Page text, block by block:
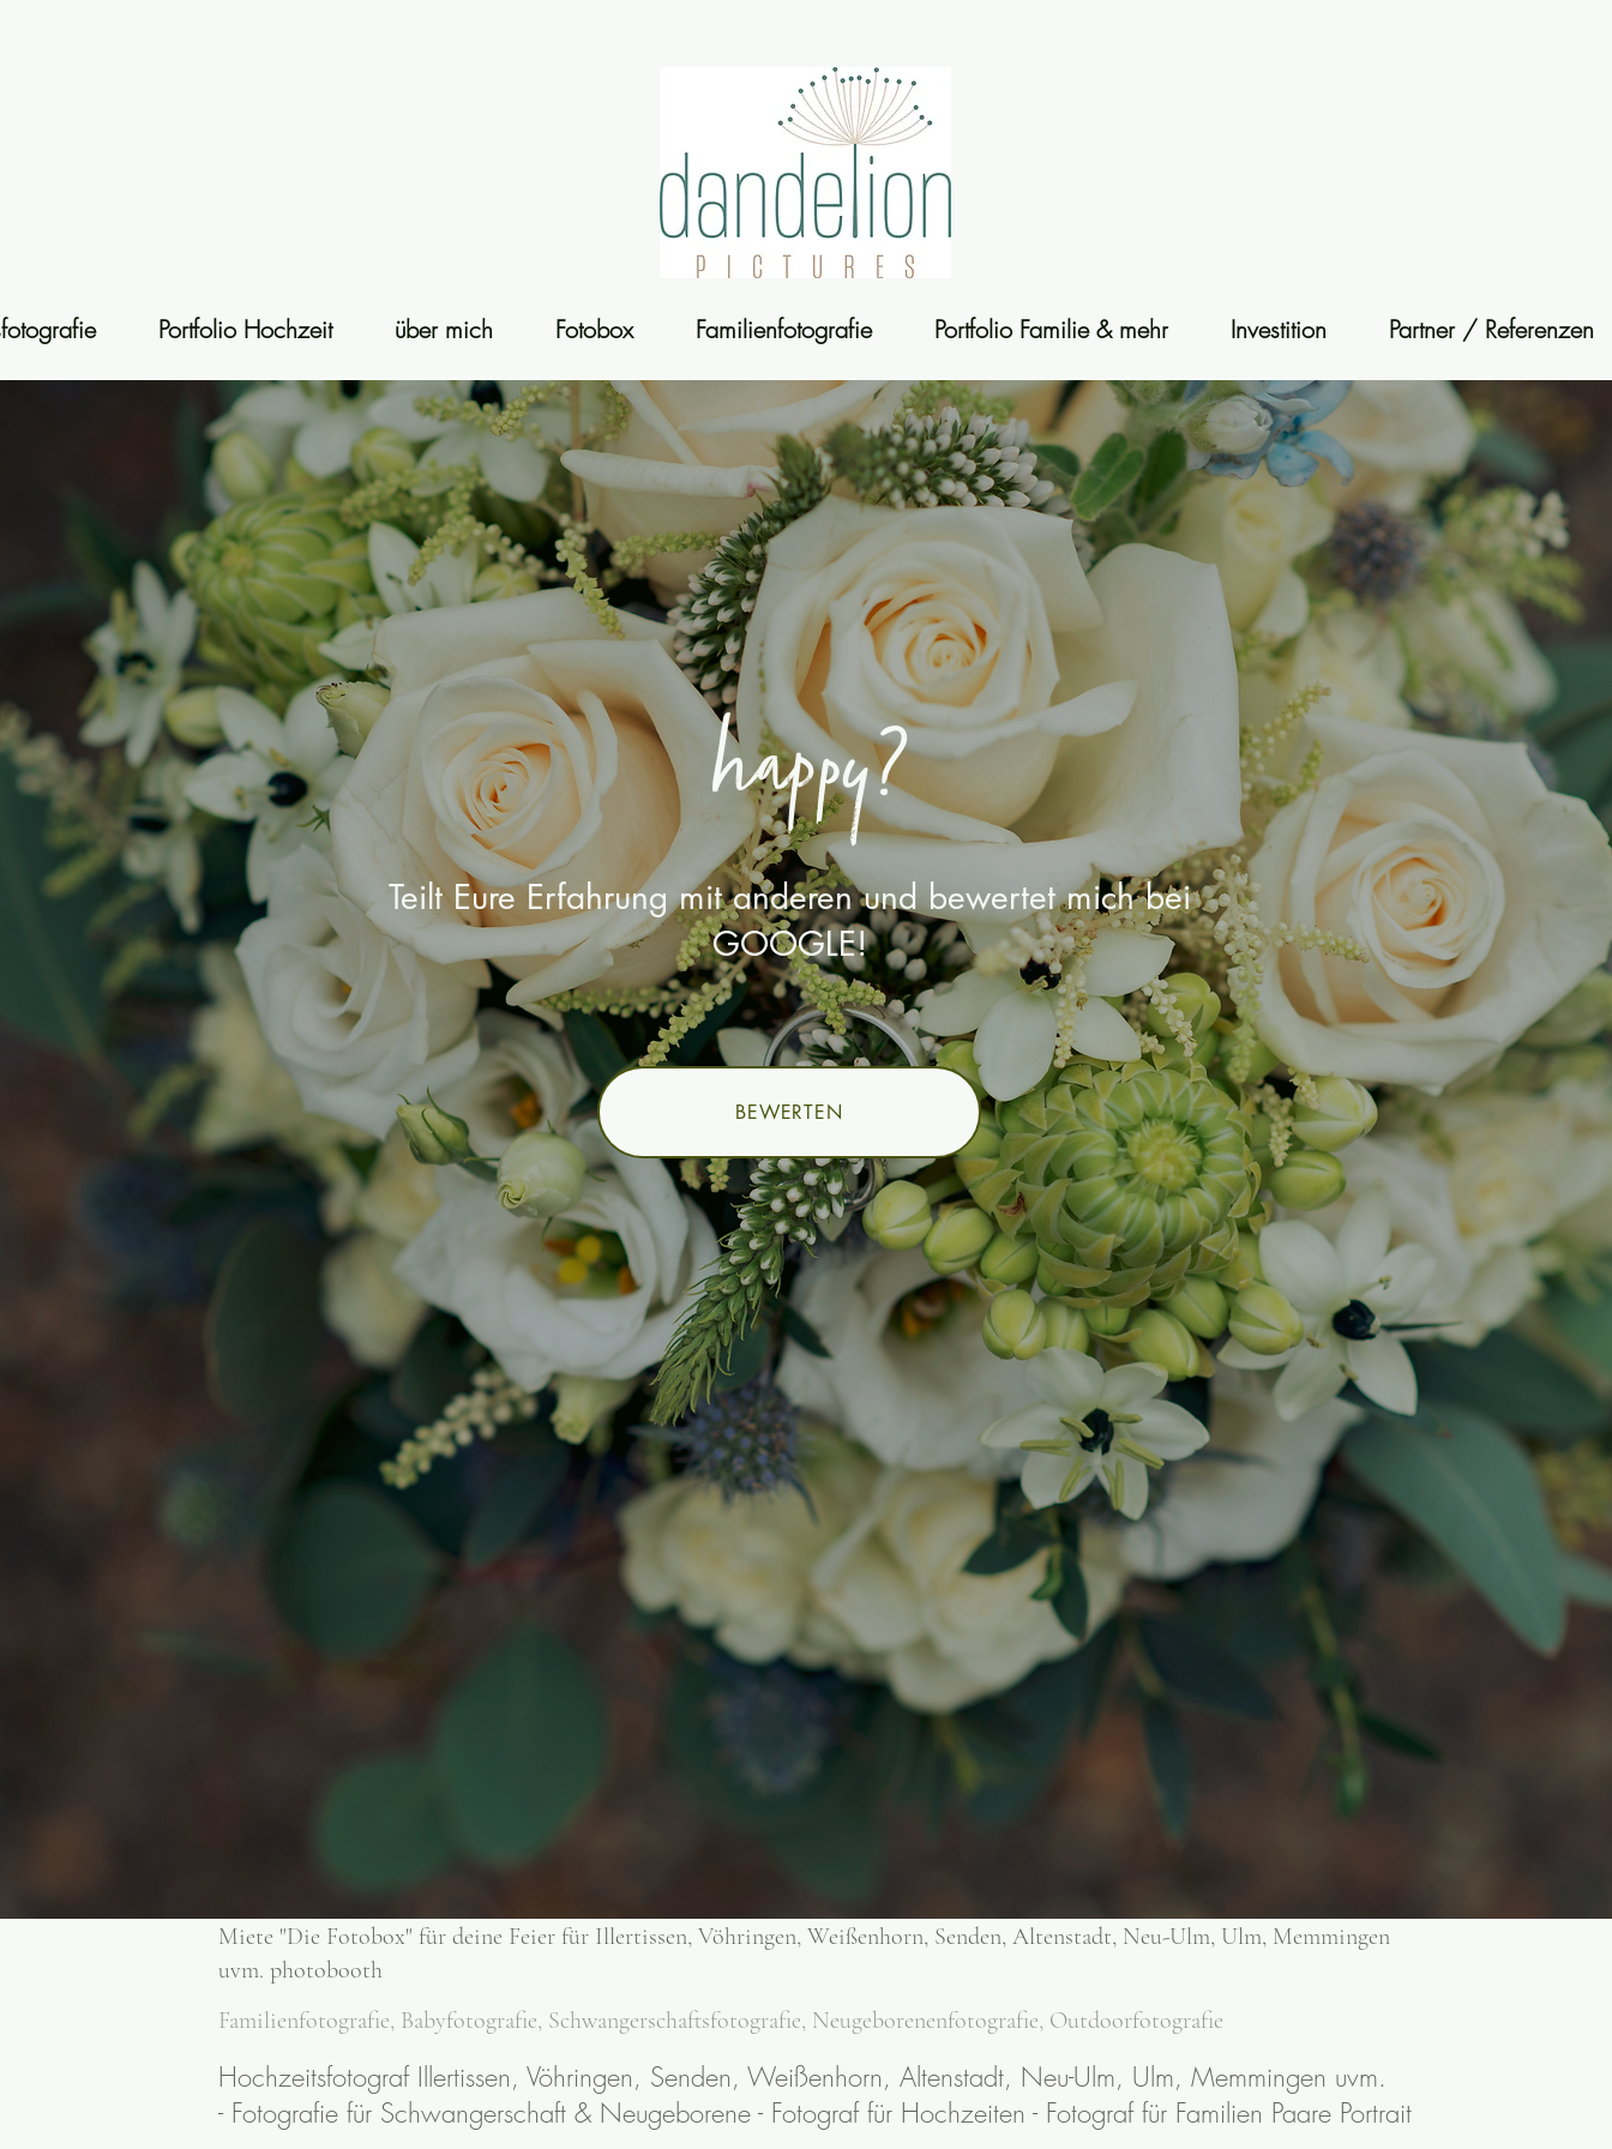
Portfolio Hochzeit über mich Fotobox Familienfotografie Portfolio Familie & mehr Investition Partner / Referenzen
happy?
BEWERTEN
Teilt Eure Erfahrung mit anderen und bewertet mich bei
GOOGLE!
Miete "Die Fotobox" für deine Feier für Illertissen, Vöhringen, Weißenhorn, Senden, Altenstadt, Neu-Ulm, Ulm, Memmingen
uvm. photobooth
Familienfotografie, Babyfotografie, Schwangerschaftsfotografie, Neugeborenenfotografie, Outdoorfotografie
Hochzeitsfotograf Illertissen, Vöhringen, Senden, Weißenhorn, Altenstadt, Neu-Ulm, Ulm, Memmingen uvm.
- Fotografie für Schwangerschaft & Neugeborene - Fotograf für Hochzeiten - Fotograf für Familien Paare Portrait